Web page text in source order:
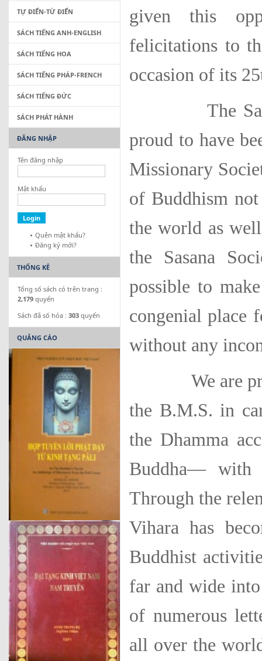
given this
felicitations to
occasion of its
The Sasana
proud to have
Missionary
of Buddhism
the world as
the Sasana
possible to
congenial place
without any
We are
the B.M.S. in
the Dhamma
Buddha— with
Through the
Vihara has
Buddhist
far and wide
of numerous
all over the
TỰ ĐIỂN-TỪ ĐIỂN
SÁCH TIẾNG ANH-ENGLISH
SÁCH TIẾNG HOA
SÁCH TIẾNG PHÁP-FRENCH
SÁCH TIẾNG ĐỨC
SÁCH PHÁT HÀNH
ĐĂNG NHẬP
Tên đăng nhập
Mật khẩu
Quên mật khẩu?
Đăng ký mới?
THỐNG KÊ
Tổng số sách có trên trang :
2,179 quyển
Sách đã số hóa : 303 quyển
QUẢNG CÁO